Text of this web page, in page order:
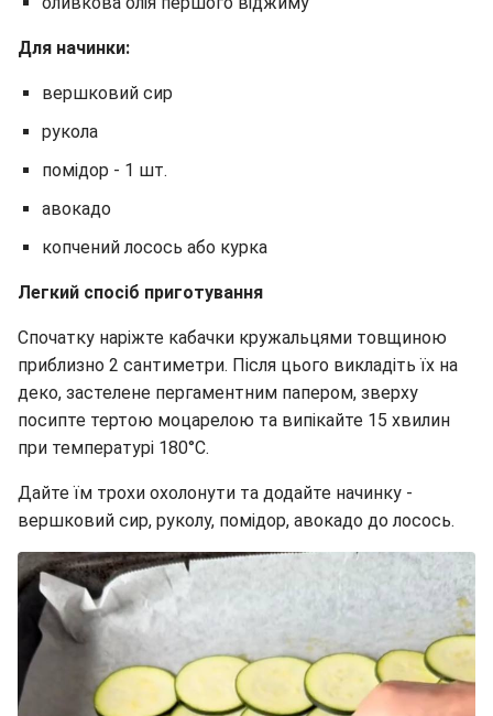
Для начинки:
вершковий сир
рукола
помідор - 1 шт.
авокадо
копчений лосось або курка
Легкий спосіб приготування
Спочатку наріжте кабачки кружальцями товщиною
приблизно 2 сантиметри. Після цього викладіть їх на
деко, застелене пергаментним папером, зверху
посипте тертою моцарелою та випікайте 15 хвилин
при температурі 180°C.
Дайте їм трохи охолонути та додайте начинку -
вершковий сир, руколу, помідор, авокадо до лосось.